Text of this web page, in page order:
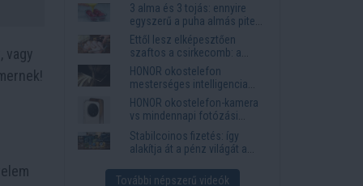
vagy
3 alma és 3 tojás: ennyire
egyszerű a puha almás pite
titka
Ettől lesz elképesztően
szaftos a csirkecomb: a
sörös pác a titok
HONOR okostelefon
mesterséges intelligencia
funkciók, amelyek
megkönnyítik az életet
HONOR okostelefon-kamera
vs mindennapi fotózási
igények
Stabilcoinos fizetés: így
alakítja át a pénz világát a
Western Union
További népszerű videók